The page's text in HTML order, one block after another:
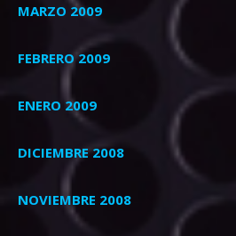
MARZO 2009
FEBRERO 2009
ENERO 2009
DICIEMBRE 2008
NOVIEMBRE 2008